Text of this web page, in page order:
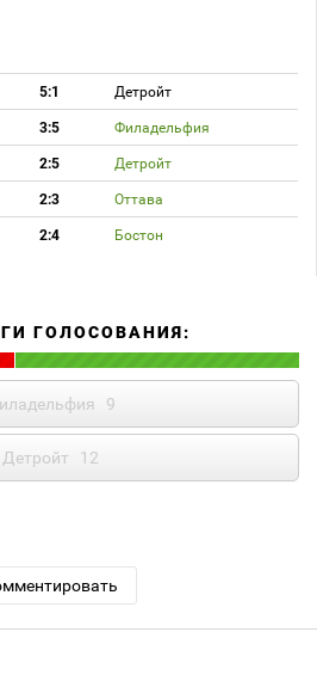
5:1 Детройт
3:5 Филадельфия
2:5 Детройт
2:3 Оттава
2:4 Бостон
ГОЛОСОВАНИЯ:
9
Детройт 12